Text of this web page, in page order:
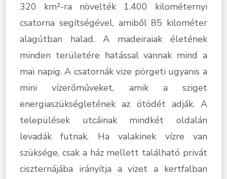
320 km²-ra növelték 1.400 kilométernyi
csatorna segítségével, amiből 85 kilométer
alagútban halad. A madeiraiak életének
minden területére hatással vannak mind a
mai napig. A csatornák vize pörgeti ugyanis a
mini vízerőműveket, amik a sziget
energiaszükségletének az ötödét adják. A
települések utcáinak mindkét oldalán
levadák futnak. Ha valakinek vízre van
szüksége, csak a ház mellett található privát
ciszternájába irányítja a vizet a kertfalban